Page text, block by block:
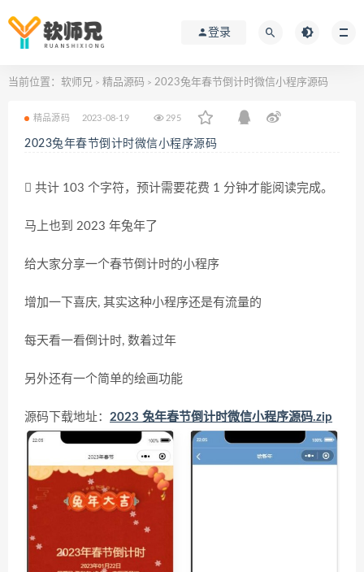
登录
当前位置： 软师兄 > 精品源码 > 2023兔年春节倒计时微信小程序源码
精品源码 2023-08-19 295
2023兔年春节倒计时微信小程序源码
共计 103 个字符，预计需要花费 1 分钟才能阅读完成。
马上也到 2023 年兔年了
给大家分享一个春节倒计时的小程序
增加一下喜庆, 其实这种小程序还是有流量的
每天看一看倒计时, 数着过年
另外还有一个简单的绘画功能
源码下载地址： 2023 兔年春节倒计时微信小程序源码.zip